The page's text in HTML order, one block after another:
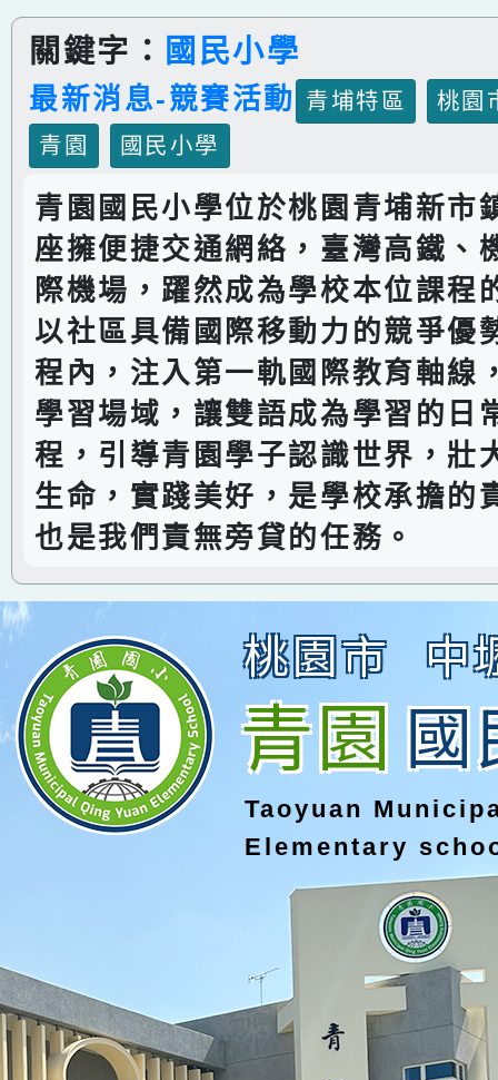
關鍵字： 國民小學
最新消息-競賽活動 青埔特區
桃園
青園
國民小學
青園國民小學位於桃園青埔新市
座擁便捷交通網絡，臺灣高鐵、
際機場，躍然成為學校本位課程
以社區具備國際移動力的競爭優
程內，注入第一軌國際教育軸線
學習場域，讓雙語成為學習的日
程，引導青園學子認識世界，壯
生命，實踐美好，是學校承擔的
也是我們責無旁貸的任務。
桃園市 中
青園國
Taoyuan
Elementary